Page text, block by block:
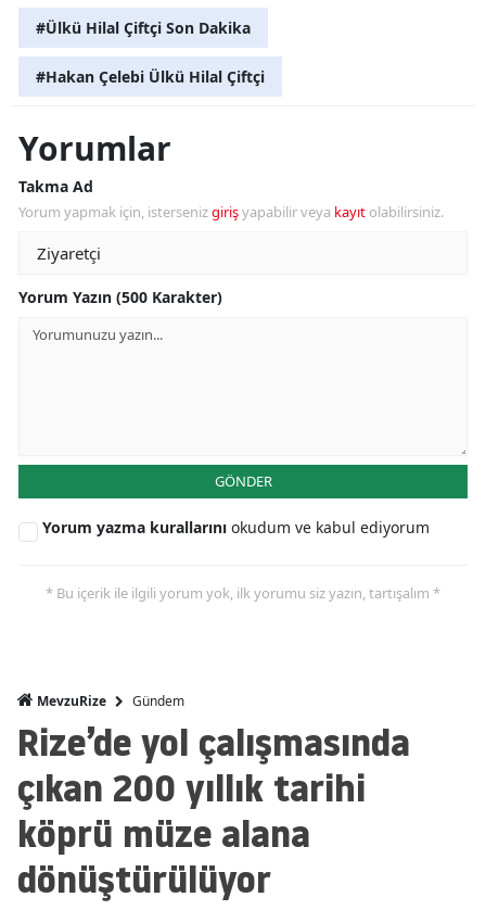
#Ülkü Hilal Çiftçi Son Dakika
#Hakan Çelebi Ülkü Hilal Çiftçi
Yorumlar
Takma Ad
Yorum yapmak için, istersenizgirişyapabilir veya kayıt olabilirsiniz.
Yorum Yazın (500 Karakter)
GÖNDER
Yorum yazma kurallarını okudum ve kabul ediyorum
* Bu içerik ile ilgili yorum yok, ilk yorumu siz yazın, tartışalım *
MevzuRize Gündem
Rize’de yol çalışmasında
çıkan 200 yıllık tarihi
köprü müze alana
dönüştürülüyor